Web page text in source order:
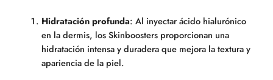
Hidratación profunda: Al inyectar ácido hialurónico
en la dermis, los Skinboosters proporcionan una
hidratación intensa y duradera que mejora la textura y
apariencia de la piel.